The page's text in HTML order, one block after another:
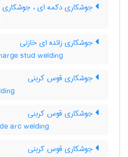
جوشکاری دکمه ای ، جوشکاری
جوشکاری زائده ای خازنی
stud welding
جوشکاری قوس کربنی
جوشکاری قوس کربنی
arc welding
جوشکاری قوس کربنی